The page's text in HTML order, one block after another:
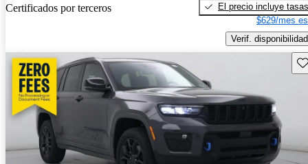
Certificados por terceros
El precio incluye tasas
$629/mes
Verif. disponibilidad